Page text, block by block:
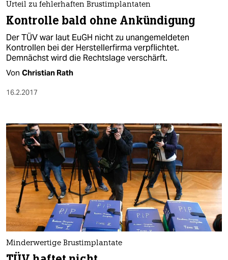
Urteil zu fehlerhaften Brustimplantaten
Kontrolle bald ohne Ankündigung
Der TÜV war laut EuGH nicht zu unangemeldeten
Kontrollen bei der Herstellerfirma verpflichtet.
Demnächst wird die Rechtslage verschärft.
Von Christian Rath
16.2.2017
Minderwertige Brustimplantate